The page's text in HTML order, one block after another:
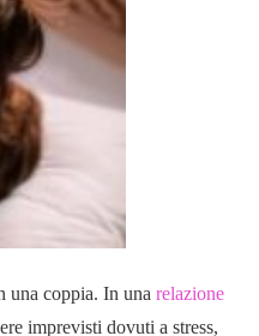
una coppia. In una relazione
imprevisti dovuti a stress,